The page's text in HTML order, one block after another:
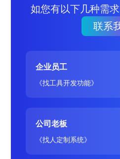
如您有以下几种需
联系
企业员工
《找工具开发功能》
公司老板
《找人定制系统》